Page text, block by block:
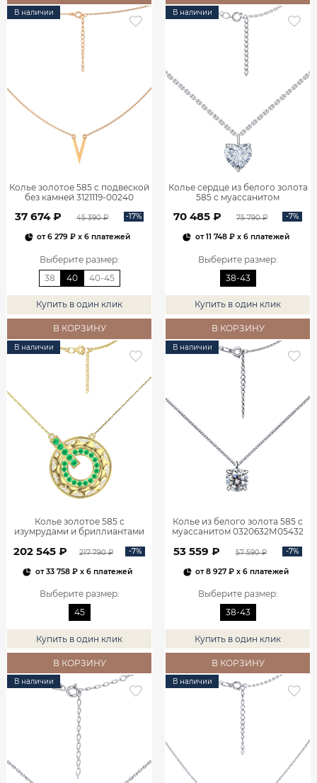
В наличии
Колье золотое 585 с подвеской
без камней 3121119-00240
37 674 ₽ 45 390 ₽ -17%
от6 279 ₽ x 6 платежей
Выберите размер:
38
40 40-45
Купить в один клик
В КОРЗИНУ
В наличии
Колье сердце из белого золота
585 с муассанитом
70 485 ₽ 75 790 ₽ -7%
от11 748 ₽x 6 платежей
Выберите размер:
38-43
Купить в один клик
В КОРЗИНУ
В наличии
Колье золотое 585 с
изумрудами и бриллиантами
202 545 ₽ 217 790 ₽ -7%
от33 758 ₽x 6 платежей
Выберите размер:
45
Купить в один клик
В КОРЗИНУ
В наличии
Колье из белого золота 585 с
муассанитом 0320632М05432
53 559 ₽ 57 590 ₽ -7%
от8 927 ₽ x 6 платежей
Выберите размер:
38-43
Купить в один клик
В КОРЗИНУ
В наличии В наличии